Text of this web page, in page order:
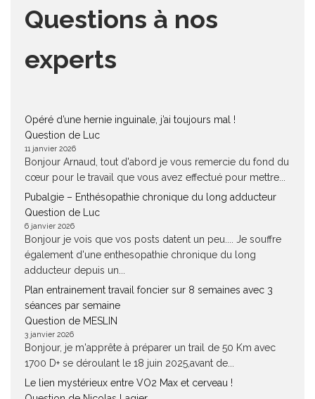
Questions à nos
experts
Opéré d’une hernie inguinale, j’ai toujours mal !
Question de Luc
11 janvier 2026
Bonjour Arnaud, tout d'abord je vous remercie du fond du
cœur pour le travail que vous avez effectué pour mettre...
Pubalgie – Enthésopathie chronique du long adducteur
Question de Luc
6 janvier 2026
Bonjour je vois que vos posts datent un peu.... Je souffre
également d'une enthesopathie chronique du long
adducteur depuis un...
Plan entrainement travail foncier sur 8 semaines avec 3
séances par semaine
Question de MESLIN
3 janvier 2026
Bonjour, je m'apprête à préparer un trail de 50 Km avec
1700 D+ se déroulant le 18 juin 2025,avant de...
Le lien mystérieux entre VO2 Max et cerveau !